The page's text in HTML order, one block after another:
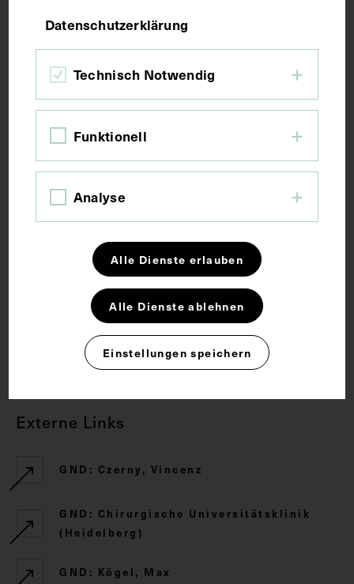
Kurzbeschreibung
Fotografie angefertigt von Max Kögel, vertrieben
von Deschiens édit.
Schlagwörter
Chirurgie
CC BY-NC-SA 4.0
Externe Links
GND: Czerny, Vincenz
GND: Chirurgische Universitätsklinik
(Heidelberg)
GND: Kögel, Max
Datenschutzerklärung
Technisch Notwendig
Funktionell
Analyse
Alle Dienste erlauben
Alle Dienste ablehnen
Einstellungen speichern